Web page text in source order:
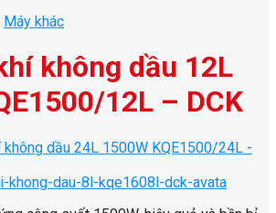
Máy khác
không dầu 12L
12L – DCK